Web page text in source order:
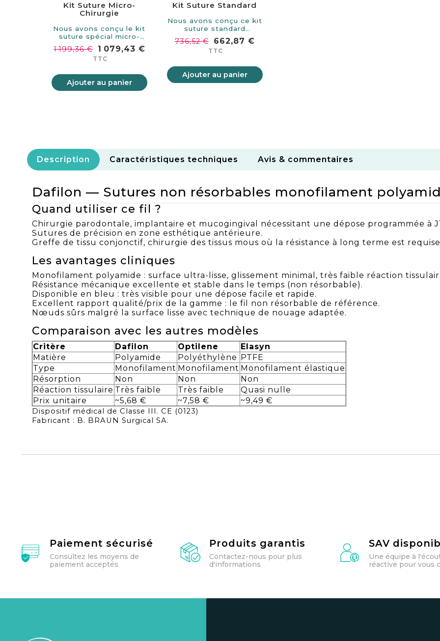
Kit Suture Micro-
Chirurgie
Nous avons conçu le kit
suture spécial micro-
chirurgie.…
1 199,36 € 1 079,43 €
TTC
Ajouter au panier
Kit Suture Standard
Nous avons conçu ce kit
suture standard
spécialement pour…
736,52 € 662,87 €
TTC
Ajouter au panier
Description Caractéristiques techniques Avis & commentaires
Dafilon — Sutures non résorbables monofilament
Quand utiliser ce fil ?
Chirurgie parodontale, implantaire et mucogingival nécessitant une dépose programmée à
Sutures de précision en zone esthétique antérieure.
Greffe de tissu conjonctif, chirurgie des tissus mous où la résistance à long terme est
Les avantages cliniques
Monofilament polyamide : surface ultra-lisse, glissement minimal, très faible réaction
Résistance mécanique excellente et stable dans le temps (non résorbable).
Disponible en bleu : très visible pour une dépose facile et rapide.
Excellent rapport qualité/prix de la gamme : le fil non résorbable de référence.
Nœuds sûrs malgré la surface lisse avec technique de nouage adaptée.
Comparaison avec les autres modèles
Critère Dafilon Optilene
Elasyn
Matière
Polyamide Polyéthylène PTFE
Type
Monofilament Monofilament Monofilament élastique
Résorption
Non Non
Non
Réaction tissulaire Très faible Très faible
Quasi nulle
Prix unitaire
~5,68 € ~7,58 € ~9,49 €
Dispositif médical de Classe III. CE (0123)
Fabricant : B. BRAUN Surgical SA.
Paiement sécurisé
Consultez les moyens de
paiement acceptés
Produits garantis
Contactez-nous pour plus
d'informations
SAV
Une équipe à
réactive pour vous